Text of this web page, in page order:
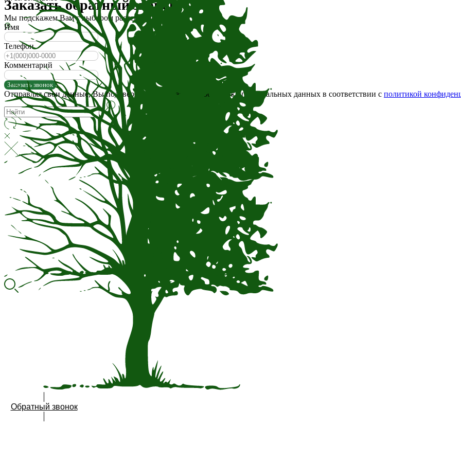
Обратный звонок
Заказать обратный звонок
Мы подскажем Вам с выбором растений и не только
Имя
Телефон
Комментарий
Заказать звонок
Отправляя свои данные, Вы подтверждаете согласие на обработку персональных данных в соответствии с политикой